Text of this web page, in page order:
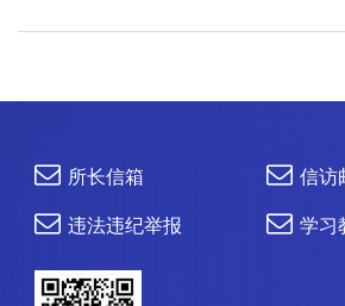
所长信箱 信访
违法违纪举报 学习